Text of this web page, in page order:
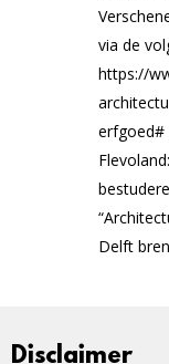
via de
https://
erfgoed#
Delft
Disclaimer